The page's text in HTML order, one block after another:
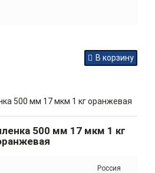
В корзину
500 мм 17 мкм 1 кг
Россия